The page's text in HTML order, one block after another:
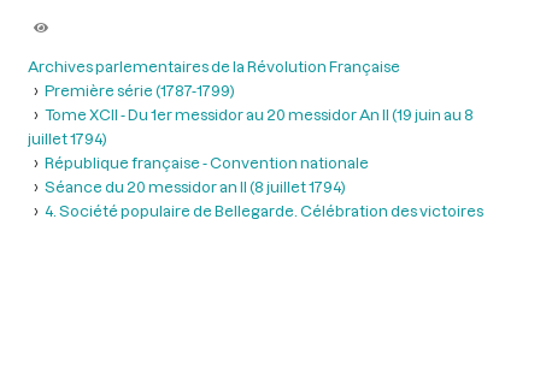
Archives parlementaires de la Révolution Française
Première série (1787-1799)
Tome XCII - Du 1er messidor au 20 messidor An II (19 juin au 8
juillet 1794)
République française - Convention nationale
Séance du 20 messidor an II (8 juillet 1794)
4. Société populaire de Bellegarde. Célébration des victoires